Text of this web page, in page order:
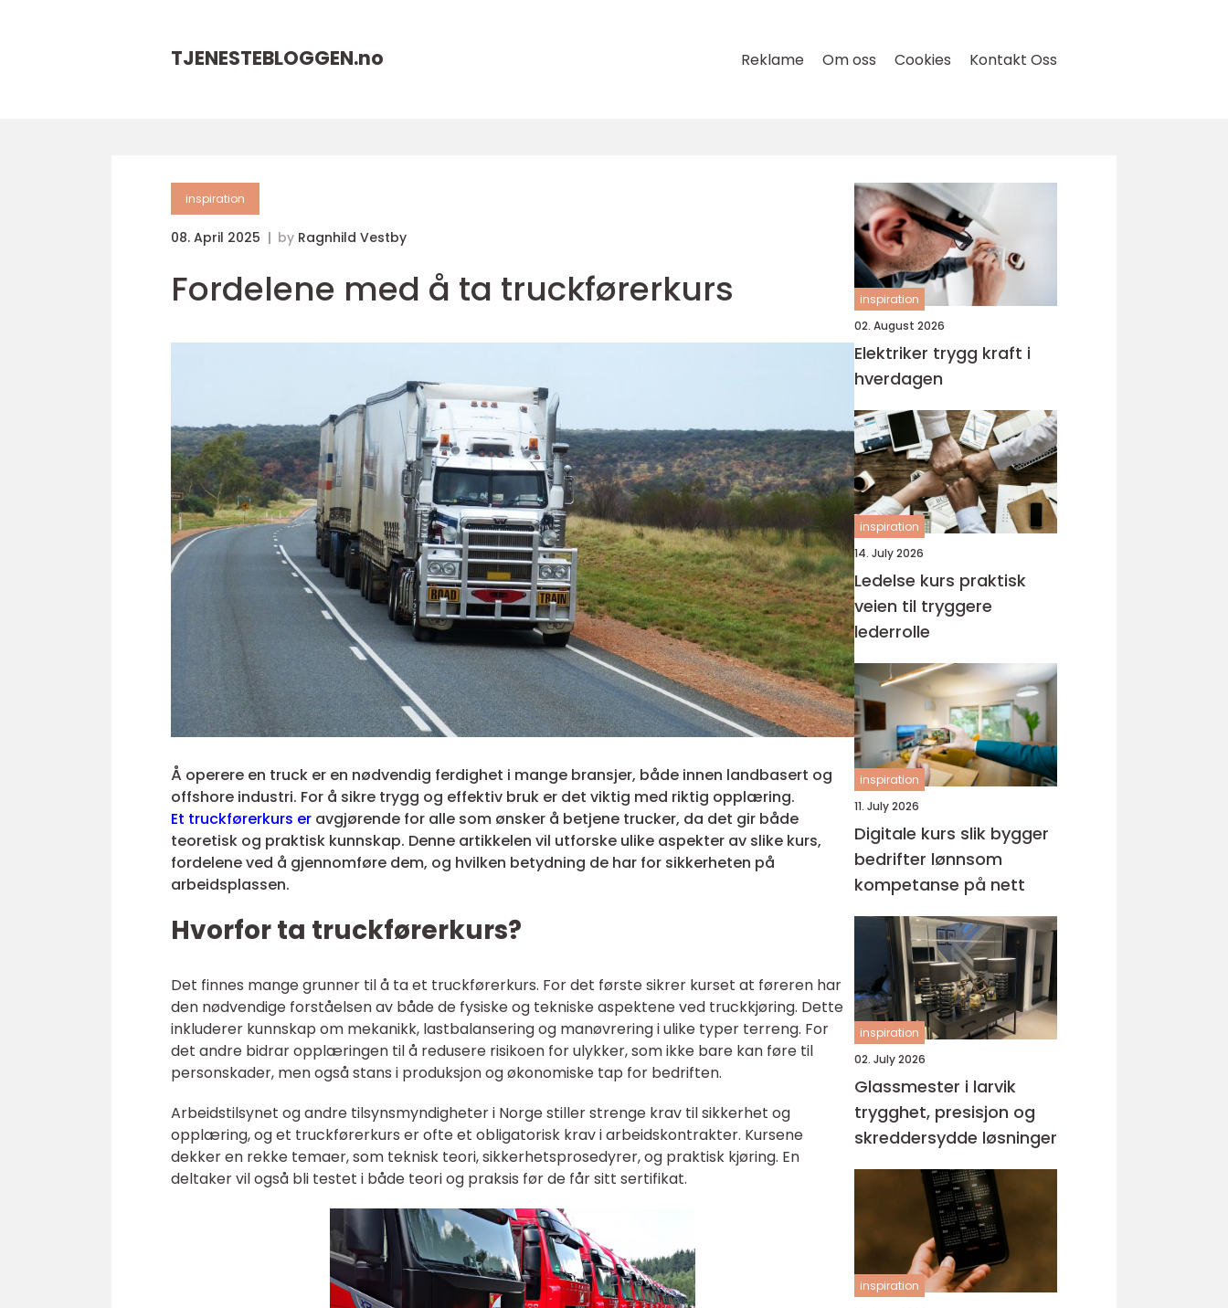
TJENESTEBLOGGEN.no Reklame Om oss Cookies Kontakt Oss
inspiration
08. April 2025 by Ragnhild Vestby
Fordelene med å ta truckførerkurs
Å operere en truck er en nødvendig ferdighet i mange bransjer, både innen landbasert og
offshore industri. For å sikre trygg og effektiv bruk er det viktig med riktig opplæring.
Et truckførerkurs er avgjørende for alle som ønsker å betjene trucker, da det gir både
teoretisk og praktisk kunnskap. Denne artikkelen vil utforske ulike aspekter av slike kurs,
fordelene ved å gjennomføre dem, og hvilken betydning de har for sikkerheten på
arbeidsplassen.
Hvorfor ta truckførerkurs?
Det finnes mange grunner til å ta et truckførerkurs. For det første sikrer kurset at føreren har
den nødvendige forståelsen av både de fysiske og tekniske aspektene ved truckkjøring. Dette
inkluderer kunnskap om mekanikk, lastbalansering og manøvrering i ulike typer terreng. For
det andre bidrar opplæringen til å redusere risikoen for ulykker, som ikke bare kan føre til
personskader, men også stans i produksjon og økonomiske tap for bedriften.
Arbeidstilsynet og andre tilsynsmyndigheter i Norge stiller strenge krav til sikkerhet og
opplæring, og et truckførerkurs er ofte et obligatorisk krav i arbeidskontrakter. Kursene
dekker en rekke temaer, som teknisk teori, sikkerhetsprosedyrer, og praktisk kjøring. En
deltaker vil også bli testet i både teori og praksis før de får sitt sertifikat.
inspiration
02. August 2026
Elektriker trygg kraft i
hverdagen
inspiration
14. July 2026
Ledelse kurs praktisk
veien til tryggere
lederrolle
inspiration
11. July 2026
Digitale kurs slik bygger
bedrifter lønnsom
kompetanse på nett
inspiration
02. July 2026
Glassmester i larvik
trygghet, presisjon og
skreddersydde løsninger
inspiration